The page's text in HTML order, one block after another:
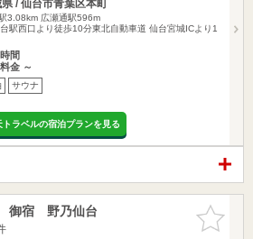
/ 仙台市青葉区本町
3.08km 広瀬通駅596m
駅西口より徒歩10分東北自動車道 仙台宮城ICより1
間
金 ～
サウナ
トラベルの宿泊プランを見る
お気に入
りに追加
御宿 野乃仙台